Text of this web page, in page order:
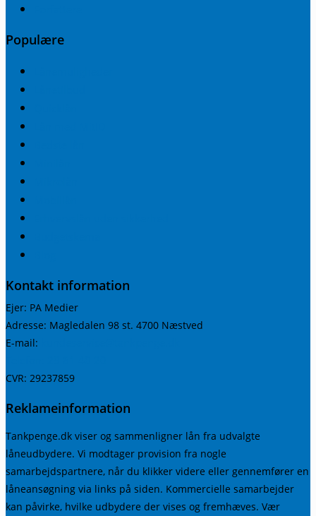
Populære
Kontakt information
Ejer: PA Medier
Adresse: Magledalen 98 st. 4700 Næstved
E-mail:
CVR: 29237859
Reklameinformation
Tankpenge.dk viser og sammenligner lån fra udvalgte
låneudbydere. Vi modtager provision fra nogle
samarbejdspartnere, når du klikker videre eller gennemfører en
låneansøgning via links på siden. Kommercielle samarbejder
kan påvirke, hvilke udbydere der vises og fremhæves. Vær